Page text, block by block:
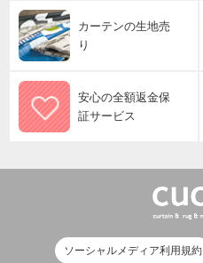
カーテンの生地売
り
安心の全額返金保
証サービス
ソーシャルメディア利用規約